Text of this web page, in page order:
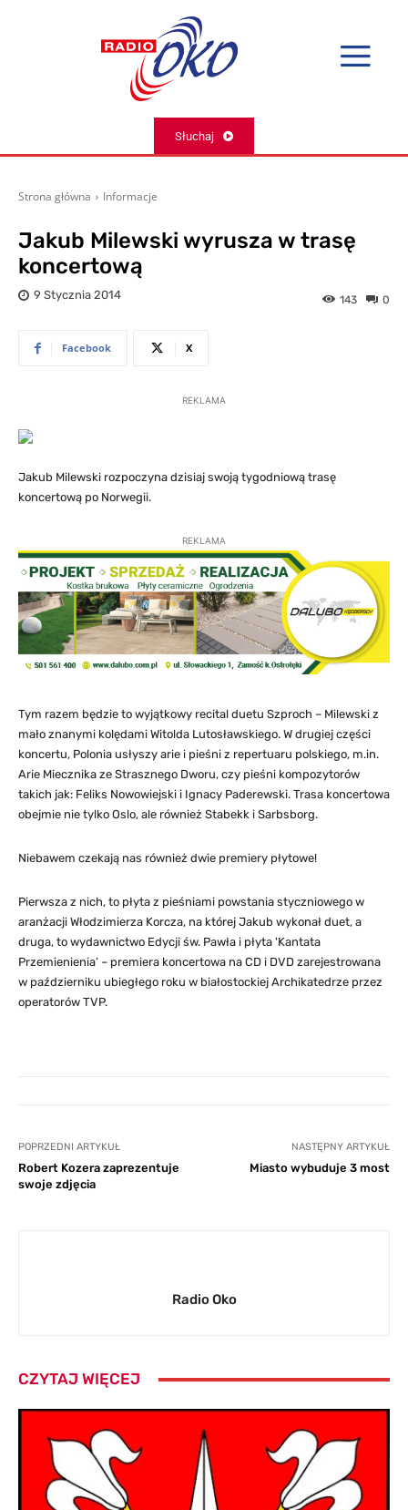
Słuchaj
Strona główna Informacje
Jakub Milewski wyrusza w trasę
koncertową
9 Stycznia 2014 0
143
Facebook X
REKLAMA
Jakub Milewski rozpoczyna dzisiaj swoją tygodniową trasę
koncertową po Norwegii.
REKLAMA
Tym razem będzie to wyjątkowy recital duetu Szproch – Milewski z
mało znanymi kolędami Witolda Lutosławskiego. W drugiej części
koncertu, Polonia usłyszy arie i pieśni z repertuaru polskiego, m.in.
Arie Miecznika ze Strasznego Dworu, czy pieśni kompozytorów
takich jak: Feliks Nowowiejski i Ignacy Paderewski. Trasa koncertowa
obejmie nie tylko Oslo, ale również Stabekk i Sarbsborg.
Niebawem czekają nas również dwie premiery płytowe!
Pierwsza z nich, to płyta z pieśniami powstania styczniowego w
aranżacji Włodzimierza Korcza, na której Jakub wykonał duet, a
druga, to wydawnictwo Edycji św. Pawła i płyta 'Kantata
Przemienienia’ – premiera koncertowa na CD i DVD zarejestrowana
w październiku ubiegłego roku w białostockiej Archikatedrze przez
operatorów TVP.
POPRZEDNI ARTYKUŁ
Robert Kozera zaprezentuje
swoje zdjęcia
NASTĘPNY ARTYKUŁ
Miasto wybuduje 3 most
Radio Oko
CZYTAJ WIĘCEJ